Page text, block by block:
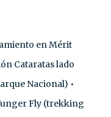
en Mérit
Cataratas lado
Nacional) •
Fly (trekking